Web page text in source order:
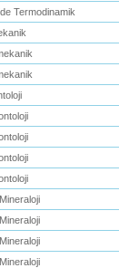
Termodinamik